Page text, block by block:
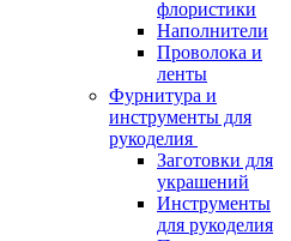
флористики
Наполнители
Проволока и
ленты
Фурнитура и
инструменты для
рукоделия
Заготовки для
украшений
Инструменты
для рукоделия